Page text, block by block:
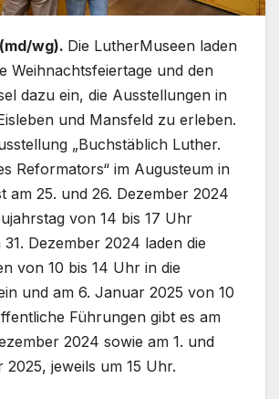
wg). Die LutherMuseen laden
Weihnachtsfeiertage und den
dazu ein, die Ausstellungen in
und Mansfeld zu erleben.
„Buchstäblich Luther.
Reformators“ im Augusteum in
am 25. und 26. Dezember 2024
von 14 bis 17 Uhr
Dezember 2024 laden die
von 10 bis 14 Uhr in die
und am 6. Januar 2025 von 10
Führungen gibt es am
2024 sowie am 1. und
2025, jeweils um 15 Uhr.